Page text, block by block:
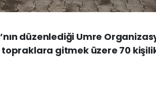
düzenlediği Umre
gitmek üzere 70